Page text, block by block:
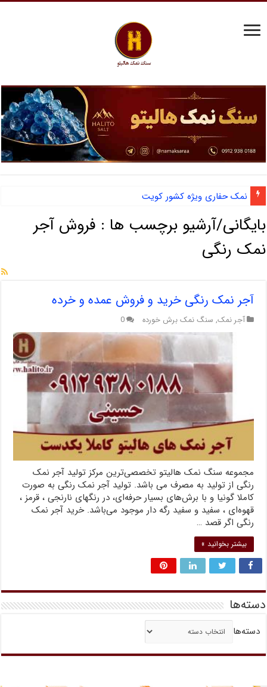
نمک حفاری ویژه کشور کویت
بایگانی/آرشیو برچسب ها : فروش آجر
نمک رنگی
آجر نمک رنگی خرید و فروش عمده و خرده
آجر نمک, سنگ نمک برش خورده 0
مجموعه سنگ نمک هالیتو تخصصی‌ترین مرکز تولید آجر نمک
رنگی از تولید به مصرف می باشد. تولید آجر نمک رنگی به صورت
کاملا گونیا و با برش‌های بسیار حرفه‌ای، در رنگهای نارنجی ، قرمز ،
قهوه‌ای ، سفید و سفید رگه دار موجود می‌باشد. خرید آجر نمک
رنگی اگر قصد …
بیشتر بخوانید »
دسته‌ها
دسته‌ها